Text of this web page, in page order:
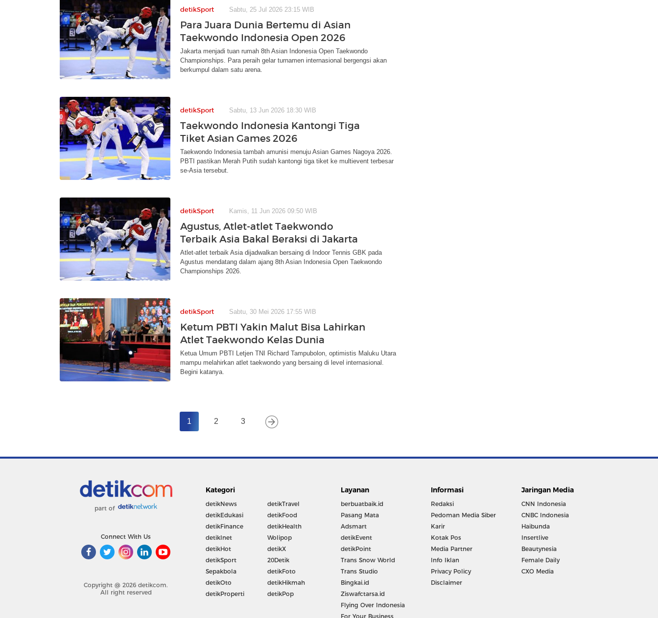
detikSport Sabtu, 25 Jul 2026 23:15 WIB
Para Juara Dunia Bertemu di Asian
Taekwondo Indonesia Open 2026
Jakarta menjadi tuan rumah 8th Asian Indonesia Open Taekwondo
Championships. Para peraih gelar turnamen internasional bergengsi akan
berkumpul dalam satu arena.
detikSport Sabtu, 13 Jun 2026 18:30 WIB
Taekwondo Indonesia Kantongi Tiga
Tiket Asian Games 2026
Taekwondo Indonesia tambah amunisi menuju Asian Games Nagoya 2026.
PBTI pastikan Merah Putih sudah kantongi tiga tiket ke multievent terbesar
se-Asia tersebut.
detikSport Kamis, 11 Jun 2026 09:50 WIB
Agustus, Atlet-atlet Taekwondo
Terbaik Asia Bakal Beraksi di Jakarta
Atlet-atlet terbaik Asia dijadwalkan bersaing di Indoor Tennis GBK pada
Agustus mendatang dalam ajang 8th Asian Indonesia Open Taekwondo
Championships 2026.
detikSport Sabtu, 30 Mei 2026 17:55 WIB
Ketum PBTI Yakin Malut Bisa Lahirkan
Atlet Taekwondo Kelas Dunia
Ketua Umum PBTI Letjen TNI Richard Tampubolon, optimistis Maluku Utara
mampu melahirkan atlet taekwondo yang bersaing di level internasional.
Begini katanya.
1 2 3
part of
Connect With Us
Copyright @ 2026 detikcom.
All right reserved
Kategori
detikNews
detikEdukasi
detikFinance
detikInet
detikHot
detikSport
Sepakbola
detikOto
detikProperti
detikTravel
detikFood
detikHealth
Wolipop
detikX
20Detik
detikFoto
detikHikmah
detikPop
Layanan
berbuatbaik.id
Pasang Mata
Adsmart
detikEvent
detikPoint
Trans Snow World
Trans Studio
Bingkai.id
Ziswafctarsa.id
Flying Over Indonesia
For Your Business
Informasi
Redaksi
Pedoman Media Siber
Karir
Kotak Pos
Media Partner
Info Iklan
Privacy Policy
Disclaimer
Jaringan Media
CNN Indonesia
CNBC Indonesia
Haibunda
Insertlive
Beautynesia
Female Daily
CXO Media